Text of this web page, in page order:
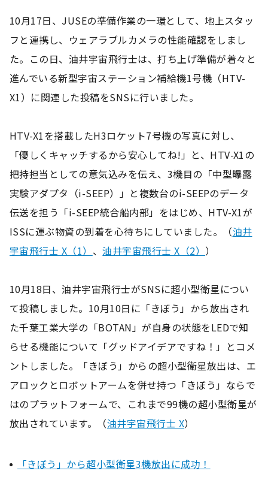
10月17日、JUSEの準備作業の一環として、地上スタッ
フと連携し、ウェアラブルカメラの性能確認をしまし
た。この日、油井宇宙飛行士は、打ち上げ準備が着々と
進んでいる新型宇宙ステーション補給機1号機（HTV-
X1）に関連した投稿をSNSに行いました。
HTV-X1を搭載したH3ロケット7号機の写真に対し、
「優しくキャッチするから安心してね!」と、HTV-X1の
把持担当としての意気込みを伝え、3機目の「中型曝露
実験アダプタ（i-SEEP）」と複数台のi-SEEPのデータ
伝送を担う「i-SEEP統合船内部」をはじめ、HTV-X1が
ISSに運ぶ物資の到着を心待ちにしていました。（油井
宇宙飛行士 X（1） 、油井宇宙飛行士 X（2） ）
10月18日、油井宇宙飛行士がSNSに超小型衛星につい
て投稿しました。10月10日に「きぼう」から放出され
た千葉工業大学の「BOTAN」が自身の状態をLEDで知
らせる機能について「グッドアイデアですね！」とコメ
ントしました。「きぼう」からの超小型衛星放出は、エ
アロックとロボットアームを併せ持つ「きぼう」ならで
はのプラットフォームで、これまで99機の超小型衛星が
放出されています。（油井宇宙飛行士 X）
「きぼう」から超小型衛星3機放出に成功！